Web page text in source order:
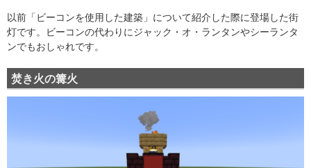
以前「ビーコンを使用した建築」について紹介した際に登場した街
灯です。ビーコンの代わりにジャック・オ・ランタンやシーランタ
ンでもおしゃれです。
焚き火の篝火